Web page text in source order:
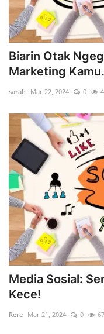
Biarin Otak
Marketing
sarah Mar 22, 2024 0
Media Sosial:
Kece!
Rere Mar 21, 2024 0 67